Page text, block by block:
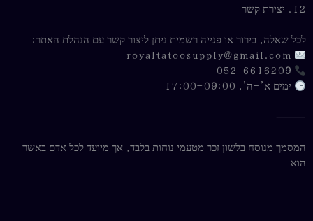
12. יצירת קשר
לכל שאלה, בירור או פנייה רשמית ניתן ליצור קשר עם הנהלת האתר:
ימים א’–ה’, 09:00–17:00
⸻
המסמך מנוסח בלשון זכר מטעמי נוחות בלבד, אך מיועד לכל אדם באשר
הוא